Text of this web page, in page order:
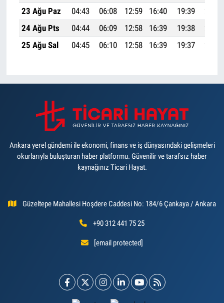
23 Ağu Paz
04:43 06:08 12:59 16:40 19:39
24 Ağu Pts
04:44 06:09 12:58 16:39 19:38
25 Ağu Sal
04:45 06:10 12:58 16:39 19:37
Ankara yerel gündemi ile ekonomi, finans ve iş dünyasındaki gelişmeleri
okurlarıyla buluşturan haber platformu. Güvenilir ve tarafsız haber
kaynağınız Ticari Hayat.
Güzeltepe Mahallesi Hoşdere Caddesi No: 184/6 Çankaya / Ankara
+90 312 441 75 25
[email protected]